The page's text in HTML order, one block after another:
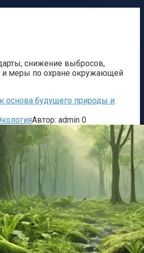
снижение выбросов,
и меры по охране окружающей
основа будущего природы и
Автор: admin 0